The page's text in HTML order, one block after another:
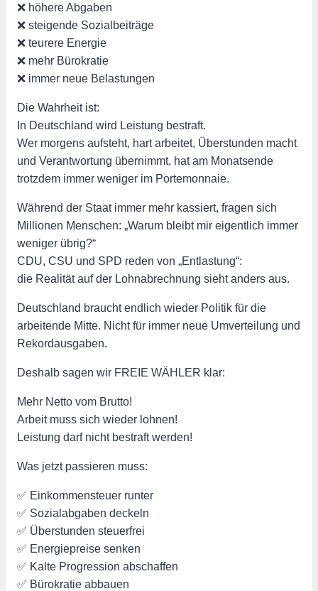
❌ höhere Abgaben
❌ steigende Sozialbeiträge
❌ teurere Energie
❌ mehr Bürokratie
❌ immer neue Belastungen
Die Wahrheit ist:
In Deutschland wird Leistung bestraft.
Wer morgens aufsteht, hart arbeitet, Überstunden macht
und Verantwortung übernimmt, hat am Monatsende
trotzdem immer weniger im Portemonnaie.
Während der Staat immer mehr kassiert, fragen sich
Millionen Menschen: „Warum bleibt mir eigentlich immer
weniger übrig?“
CDU, CSU und SPD reden von „Entlastung“:
die Realität auf der Lohnabrechnung sieht anders aus.
Deutschland braucht endlich wieder Politik für die
arbeitende Mitte. Nicht für immer neue Umverteilung und
Rekordausgaben.
Deshalb sagen wir FREIE WÄHLER klar:
Mehr Netto vom Brutto!
Arbeit muss sich wieder lohnen!
Leistung darf nicht bestraft werden!
Was jetzt passieren muss:
✅ Einkommensteuer runter
✅ Sozialabgaben deckeln
✅ Überstunden steuerfrei
✅ Energiepreise senken
✅ Kalte Progression abschaffen
✅ Bürokratie abbauen